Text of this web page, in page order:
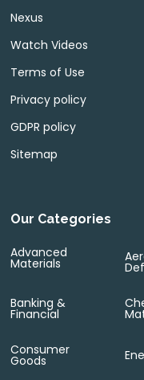
Nexus
Watch Videos
Terms of Use
Privacy policy
GDPR policy
Sitemap
Our Categories
Advanced
Materials
Banking &
Financial
Consumer
Goods